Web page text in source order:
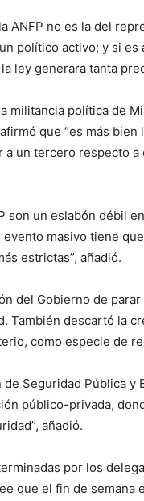
ANFP no es la del
político activo; y si
ley generara tanta
militancia política de
que “es más
a un tercero respecto
son un eslabón débil
masivo tiene
estrictas”, añadió.
del Gobierno de
También descartó la
como especie de
Seguridad Pública
público-privada,
añadió.
por los
que el fin de semana